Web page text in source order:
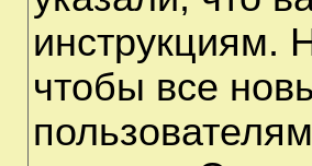
инструкциям.
чтобы все